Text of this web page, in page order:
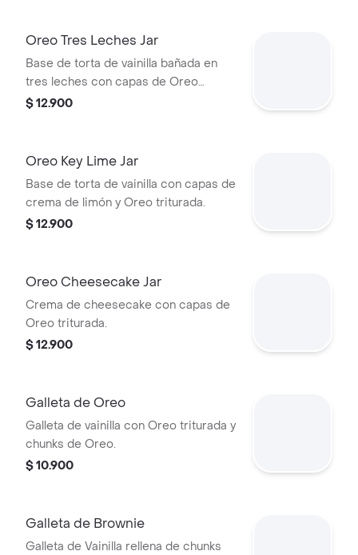
Oreo Tres Leches Jar
Base de torta de vainilla bañada en
tres leches con capas de Oreo
triturada.
$ 12.900
Oreo Key Lime Jar
Base de torta de vainilla con capas de
crema de limón y Oreo triturada.
$ 12.900
Oreo Cheesecake Jar
Crema de cheesecake con capas de
Oreo triturada.
$ 12.900
Galleta de Oreo
Galleta de vainilla con Oreo triturada y
chunks de Oreo.
$ 10.900
Galleta de Brownie
Galleta de Vainilla rellena de chunks